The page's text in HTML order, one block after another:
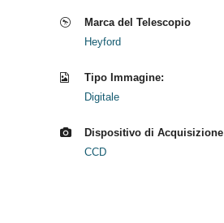
Marca del Telescopio
Heyford
Tipo Immagine:
Digitale
Dispositivo di Acquisizione
CCD